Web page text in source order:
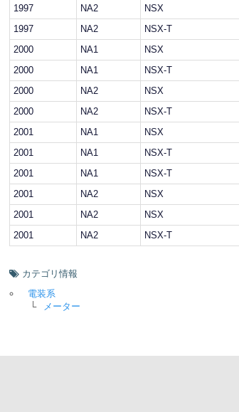
1997
NA2 NSX
1997
NA2 NSX-T
2000
NA1 NSX
2000
NA1 NSX-T
2000
NA2 NSX
2000
NA2 NSX-T
2001
NA1 NSX
2001
NA1 NSX-T
2001
NA1 NSX-T
2001
NA2 NSX
2001
NA2 NSX
2001
NA2 NSX-T
カテゴリ情報
電装系
└
メーター